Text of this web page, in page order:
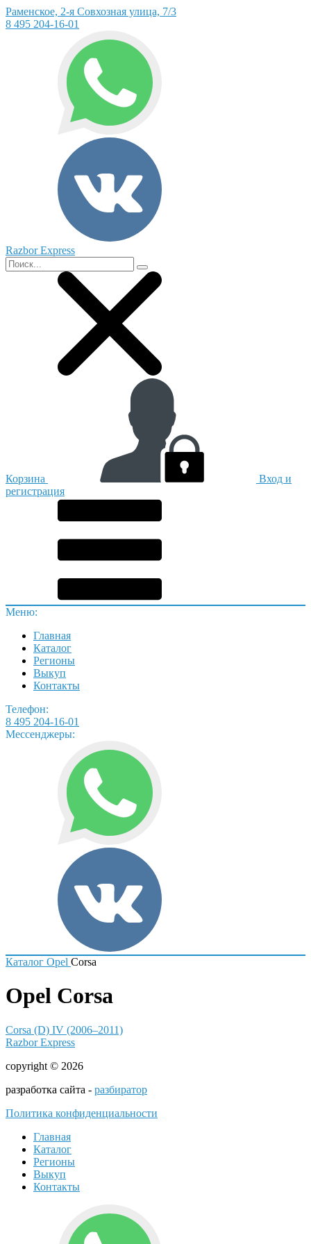
Раменское, 2-я Совхозная улица, 7/3
8 495 204-16-01
Razbor Express
Корзина
Вход и
регистрация
Меню:
Главная
Каталог
Регионы
Выкуп
Контакты
Телефон:
8 495 204-16-01
Мессенджеры:
Каталог Opel Corsa
Opel Corsa
Corsa (D) IV (2006–2011)
Razbor Express
copyright © 2026
разработка сайта - разбиратор
Политика конфиденциальности
Главная
Каталог
Регионы
Выкуп
Контакты